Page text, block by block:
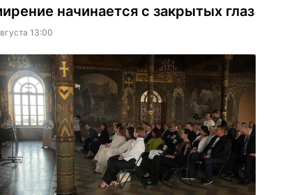
начинается с закрытых глаз
13:00